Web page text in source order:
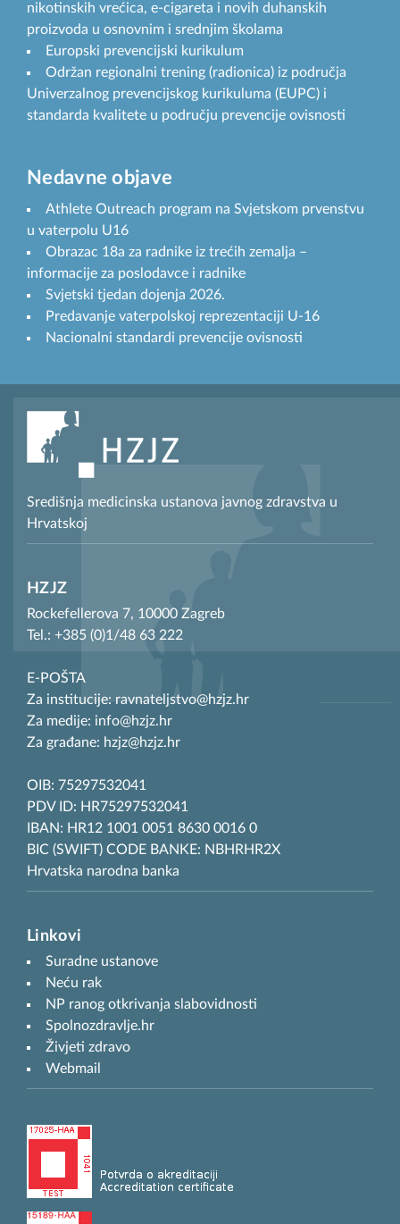
nikotinskih vrećica, e-cigareta i novih duhanskih
proizvoda u osnovnim i srednjim školama
Europski prevencijski kurikulum
Održan regionalni trening (radionica) iz područja
Univerzalnog prevencijskog kurikuluma (EUPC) i
standarda kvalitete u području prevencije ovisnosti
Nedavne objave
Athlete Outreach program na Svjetskom prvenstvu
u vaterpolu U16
Obrazac 18a za radnike iz trećih zemalja –
informacije za poslodavce i radnike
Svjetski tjedan dojenja 2026.
Predavanje vaterpolskoj reprezentaciji U-16
Nacionalni standardi prevencije ovisnosti
Središnja medicinska ustanova javnog zdravstva u
Hrvatskoj
HZJZ
Rockefellerova 7, 10000 Zagreb
Tel.: +385 (0)1/48 63 222
E-POŠTA
Za institucije: ravnateljstvo@hzjz.hr
Za medije: info@hzjz.hr
Za građane: hzjz@hzjz.hr
OIB: 75297532041
PDV ID: HR75297532041
IBAN: HR12 1001 0051 8630 0016 0
BIC (SWIFT) CODE BANKE: NBHRHR2X
Hrvatska narodna banka
Linkovi
Suradne ustanove
Neću rak
NP ranog otkrivanja slabovidnosti
Spolnozdravlje.hr
Živjeti zdravo
Webmail